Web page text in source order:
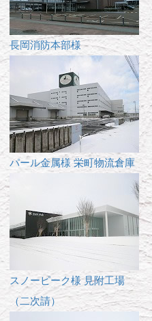
長岡消防本部様
パール金属様 栄町物流倉庫
スノーピーク様 見附工場
（二次請）